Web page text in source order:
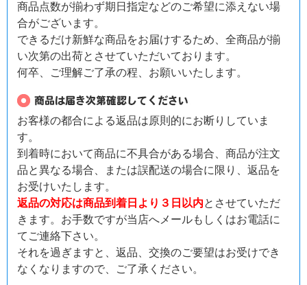
商品点数が揃わず期日指定などのご希望に添えない場
合がございます。
できるだけ新鮮な商品をお届けするため、全商品が揃
い次第の出荷とさせていただいております。
何卒、ご理解ご了承の程、お願いいたします。
お客様の都合による返品は原則的にお断りしていま
す。
到着時において商品に不具合がある場合、商品が注文
品と異なる場合、または誤配送の場合に限り、返品を
お受けいたします。
返品の対応は商品到着日より３日以内とさせていただ
きます。お手数ですが当店へメールもしくはお電話に
てご連絡下さい。
それを過ぎますと、返品、交換のご要望はお受けでき
なくなりますので、ご了承ください。